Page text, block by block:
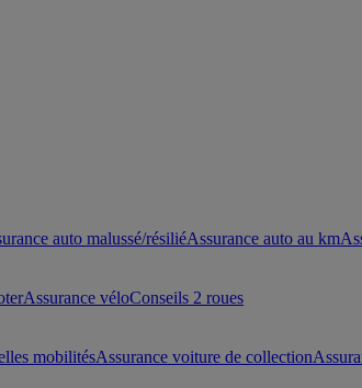
auto malussé/résiliéAssurance auto au km
Assurance véloConseils 2 roues
mobilitésAssurance voiture de collection